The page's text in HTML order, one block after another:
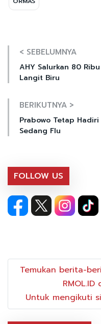
< SEBELUMNYA
AHY Salurkan 80
Langit Biru
BERIKUTNYA >
Prabowo Tetap
Sedang Flu
FOLLOW US
Temukan berita-
RMOL.ID
Untuk mengikuti